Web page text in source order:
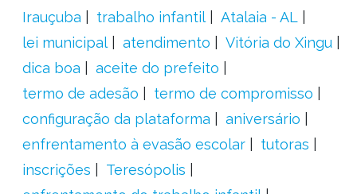
Irauçuba
trabalho infantil
Atalaia - AL
lei municipal
atendimento
Vitória do Xingu
dica boa
aceite do prefeito
termo de adesão
termo de compromisso
configuração da plataforma
aniversário
enfrentamento à evasão escolar
tutoras
inscrições
Teresópolis